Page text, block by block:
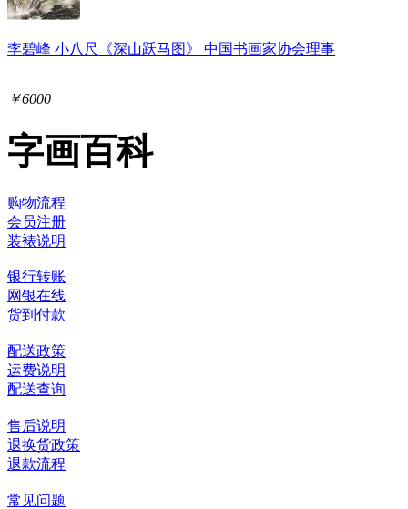
李碧峰 小八尺《深山跃马图》 中国书画家协会理事
￥6000
字画百科
购物流程
会员注册
装裱说明
银行转账
网银在线
货到付款
配送政策
运费说明
配送查询
售后说明
退换货政策
退款流程
常见问题